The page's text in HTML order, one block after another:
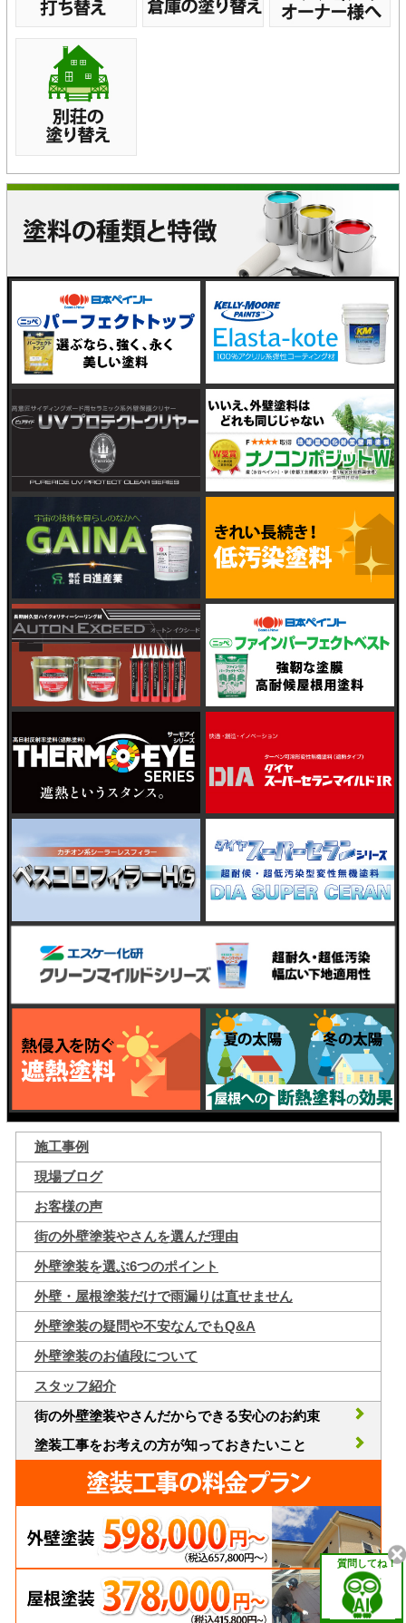
施工事例
現場ブログ
お客様の声
街の外壁塗装やさんを選んだ理由
外壁塗装を選ぶ6つのポイント
外壁・屋根塗装だけで雨漏りは直せません
外壁塗装の疑問や不安なんでもQ&A
外壁塗装のお値段について
スタッフ紹介
街の外壁塗装やさんだからできる安心のお約束
塗装工事をお考えの方が知っておきたいこと
質問してね！